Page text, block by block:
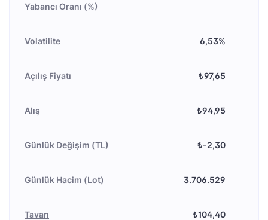
Yabancı Oranı (%)
Volatilite 6,53%
Açılış Fiyatı ₺97,65
Alış ₺94,95
Günlük Değişim (TL) ₺-2,30
Günlük Hacim (Lot) 3.706.529
Tavan ₺104,40